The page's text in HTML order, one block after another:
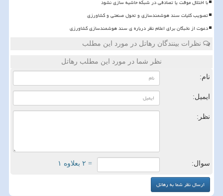
با اختلال موقت یا تصادفی در شبکه حاشیه سازی نشود
تصویب کلیات سند هوشمندسازی و تحول صنعتی و کشاورزی
دعوت از نخبگان برای اعلام نظر درباره ی سند هوشمندسازی کشاورزی
نظرات بینندگان رهاتل در مورد این مطلب
نظر شما در مورد این مطلب رهاتل
نام:
ایمیل:
نظر:
سوال: = ۲ بعلاوه ۱